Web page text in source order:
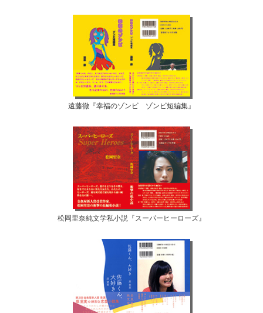
遠藤徹『幸福のゾンビ ゾンビ短編集』
松岡里奈純文学私小説『スーパーヒーローズ』